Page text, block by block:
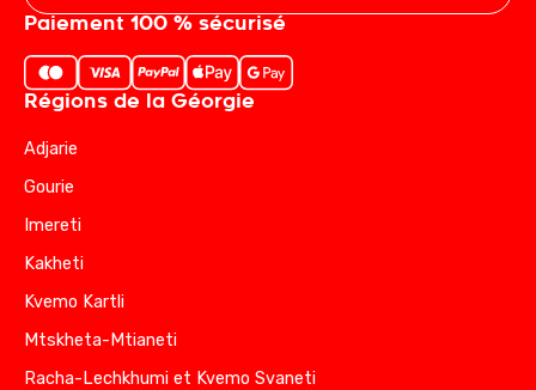
Paiement 100 % sécurisé
Régions de la Géorgie
Adjarie
Gourie
Imereti
Kakheti
Kvemo Kartli
Mtskheta-Mtianeti
Racha-Lechkhumi et Kvemo Svaneti